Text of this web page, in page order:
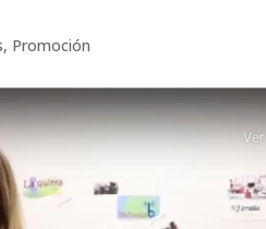
, Promoción